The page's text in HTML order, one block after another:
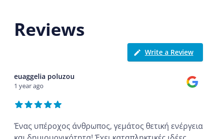
Reviews
Write a Review
euaggelia poluzou
1 year ago
Ένας υπέροχος άνθρωπος, γεμάτος θετική ενέργεια